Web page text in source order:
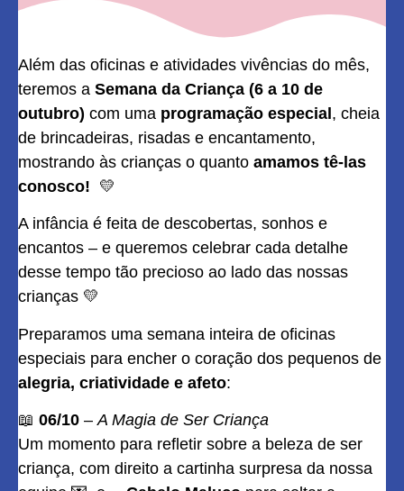
Além das oficinas e atividades vivências do mês,
teremos a Semana da Criança (6 a 10 de
outubro) com uma programação especial , cheia
de brincadeiras, risadas e encantamento,
mostrando às crianças o quanto amamos tê-las
conosco! 💛
A infância é feita de descobertas, sonhos e
encantos – e queremos celebrar cada detalhe
desse tempo tão precioso ao lado das nossas
crianças 💛
Preparamos uma semana inteira de oficinas
especiais para encher o coração dos pequenos de
alegria, criatividade e afeto:
📖 06/10 –A Magia de Ser Criança
Um momento para refletir sobre a beleza de ser
criança, com direito a cartinha surpresa da nossa